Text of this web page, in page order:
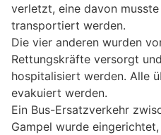
verletzt, eine davon
transportiert werden.
Die vier anderen wurden
Rettungskräfte versorgt
hospitalisiert werden. Alle
evakuiert werden.
Ein Bus-Ersatzverkehr
Gampel wurde